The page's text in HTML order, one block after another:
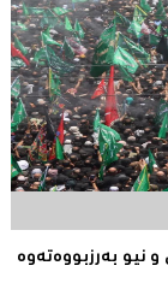
نیو بەرزبووەتەوە